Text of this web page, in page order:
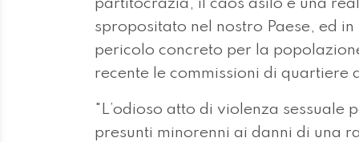
partitocrazia, il caos asilo è una
spropositato nel nostro Paese, ed
pericolo concreto per la
recente le commissioni di quartiere
"L’odioso atto di violenza
presunti minorenni ai danni di una